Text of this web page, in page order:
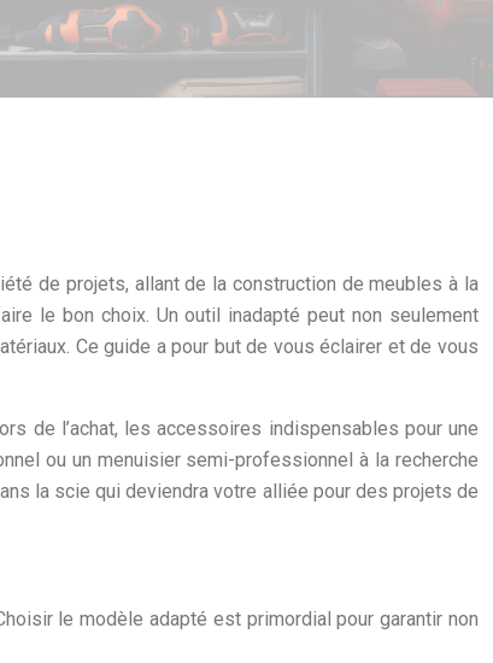
de projets, allant de la construction de meubles à la
le bon choix. Un outil inadapté peut non seulement
Ce guide a pour but de vous éclairer et de vous
de l’achat, les accessoires indispensables pour une
ou un menuisier semi-professionnel à la recherche
la scie qui deviendra votre alliée pour des projets de
le modèle adapté est primordial pour garantir non